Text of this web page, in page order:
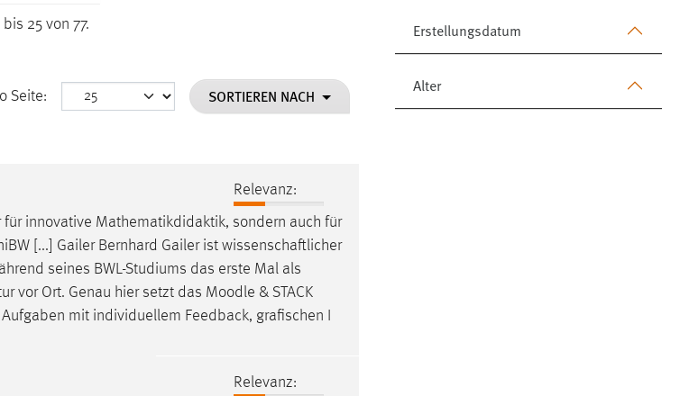
Erstellungsdatum
Alter
25 von 77.
Seite: SORTIEREN NACH
Relevanz:
für innovative Mathematikdidaktik, sondern auch für
[...] Gailer Bernhard Gailer ist wissenschaftlicher
seines BWL-Studiums das erste Mal als
vor Ort. Genau hier setzt das Moodle & STACK
mit individuellem Feedback, grafischen I
Relevanz: